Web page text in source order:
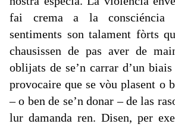
fai crema a la consciéncia
sentiments son talament fòrts
chausissen de pas aver de
oblijats de se’n carrar d’un
provocaire que se vòu plasent o
– o ben de se’n donar – de las
lur damanda ren. Disen, per